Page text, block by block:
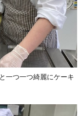
一つ一つ綺麗にケーキ